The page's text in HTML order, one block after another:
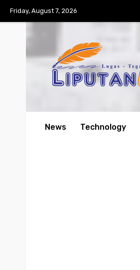
Friday, August 7, 2026
News Technology